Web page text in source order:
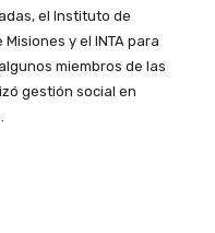
el Instituto de
y el INTA para
miembros de las
gestión social en